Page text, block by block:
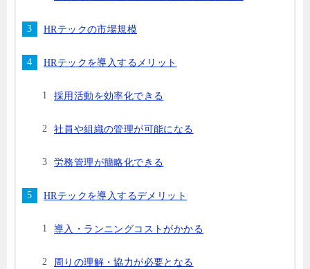
HRテックの市場規模
HRテックを導入するメリット
採用活動を効率化できる
社員や組織の管理が可能になる
労務管理が簡略化できる
HRテックを導入するデメリット
導入・ランニングコストがかかる
周りの理解・協力が必要となる